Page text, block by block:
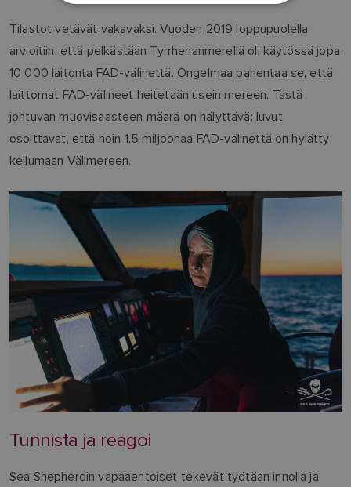
Tilastot vetävät vakavaksi. Vuoden 2019 loppupuolella
arvioitiin, että pelkästään Tyrrhenanmerellä oli käytössä jopa
10 000 laitonta FAD-välinettä. Ongelmaa pahentaa se, että
laittomat FAD-välineet heitetään usein mereen. Tästä
johtuvan muovisaasteen määrä on hälyttävä: luvut
osoittavat, että noin 1,5 miljoonaa FAD-välinettä on hylätty
kellumaan Välimereen.
Tunnista ja reagoi
Sea Shepherdin vapaaehtoiset tekevät työtään innolla ja